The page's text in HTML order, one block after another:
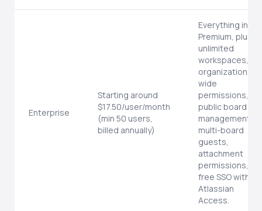
Enterprise
Starting around
$17.50/user/month
(min 50 users,
billed annually)
Everything in
Premium, plus
unlimited
workspaces,
organization-
wide
permissions,
public board
management,
multi-board
guests,
attachment
permissions,
free SSO with
Atlassian
Access.